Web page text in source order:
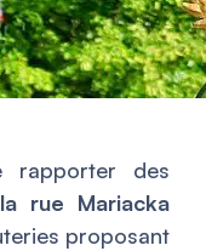
rapporter des
la rue Mariacka
proposant